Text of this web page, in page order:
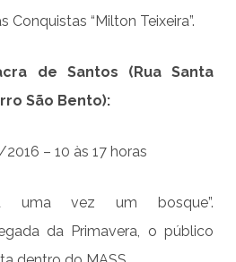
Conquistas “Milton Teixeira”.
de Santos (Rua Santa
São Bento):
– 10 às 17 horas
uma vez um bosque”.
da Primavera, o público